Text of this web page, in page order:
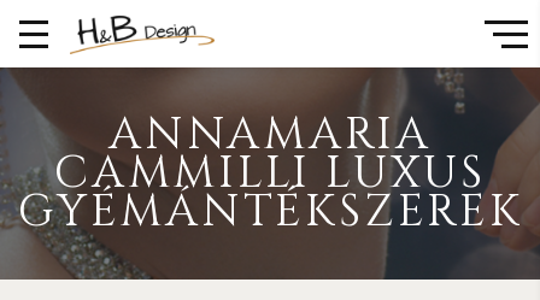
ANNAMARIA
CAMMILLI LUXUS
GYÉMÁNTÉKSZEREK